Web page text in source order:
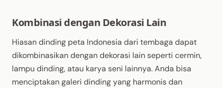
Kombinasi dengan Dekorasi Lain
Hiasan dinding peta Indonesia dari tembaga dapat
dikombinasikan dengan dekorasi lain seperti cermin,
lampu dinding, atau karya seni lainnya. Anda bisa
menciptakan galeri dinding yang harmonis dan